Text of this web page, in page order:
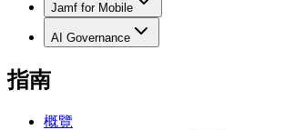
Jamf for Mobile
AI Governance
指南
概覽